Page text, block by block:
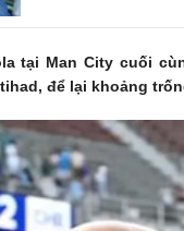
tại Man City cuối
để lại khoảng